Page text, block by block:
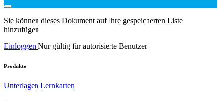
Sie können dieses Dokument auf Ihre gespeicherten Liste
hinzufügen
Einloggen Nur gültig für autorisierte Benutzer
Produkte
Unterlagen Lernkarten